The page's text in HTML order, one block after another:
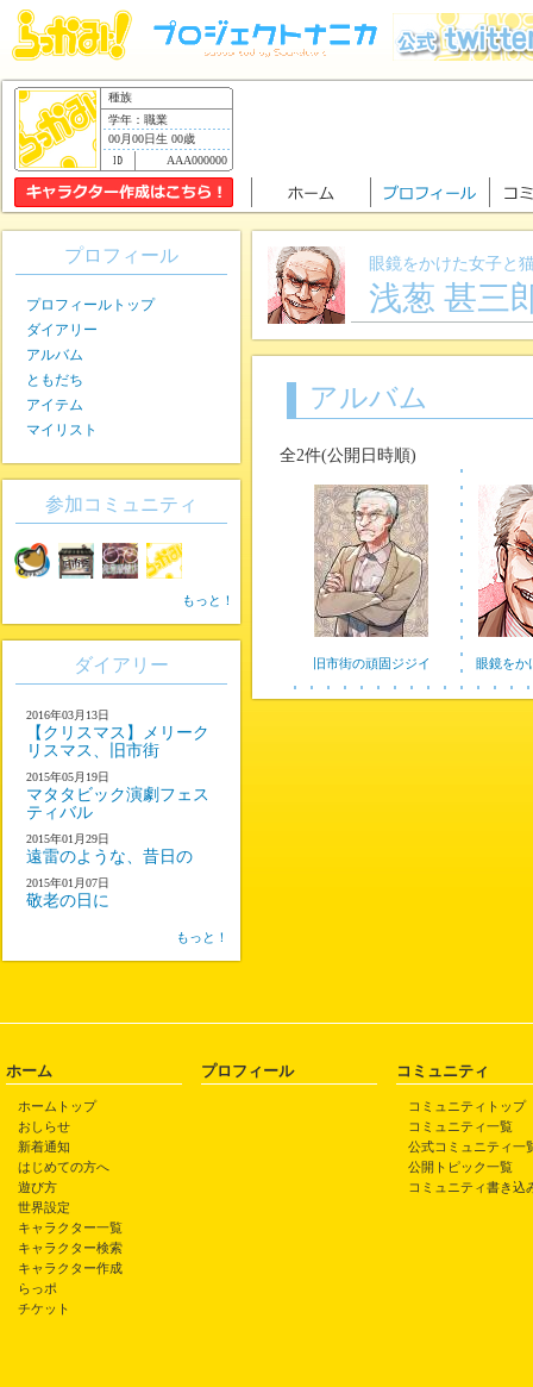
種族
学年：職業
00月00日生 00歳
AAA000000
眼鏡をかけた女子と
浅葱 甚三
アルバム
全2件(公開日時順)
旧市街の頑固ジジイ 眼鏡を
プロフィール
プロフィールトップ
ダイアリー
アルバム
ともだち
アイテム
マイリスト
参加コミュニティ
もっと！
ダイアリー
2016年03月13日
【クリスマス】メリーク
リスマス、旧市街
2015年05月19日
マタタビック演劇フェス
ティバル
2015年01月29日
遠雷のような、昔日の
2015年01月07日
敬老の日に
もっと！
ホーム
ホームトップ
おしらせ
新着通知
はじめての方へ
遊び方
世界設定
キャラクター一覧
キャラクター検索
キャラクター作成
らっポ
チケット
プロフィール コミュニティ
コミュニティトップ
コミュニティ一覧
公式コミュニティ一
公開トピック一覧
コミュニティ書き込